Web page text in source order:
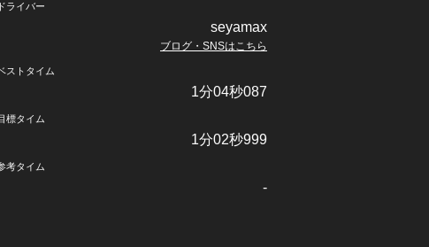
ドライバー
seyamax
ブログ・SNSはこちら
ストタイム
1分04秒087
標タイム
1分02秒999
考タイム
-